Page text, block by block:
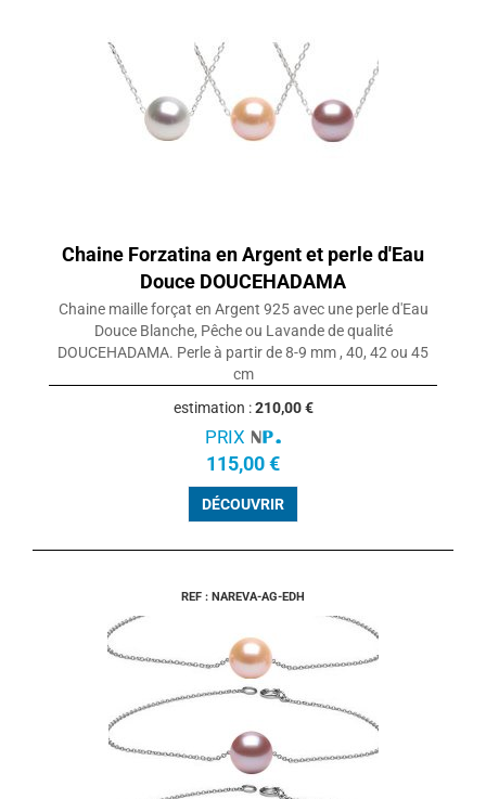
Chaine Forzatina en Argent et perle d'Eau
Douce DOUCEHADAMA
Chaine maille forçat en Argent 925 avec une perle d'Eau
Douce Blanche, Pêche ou Lavande de qualité
DOUCEHADAMA. Perle à partir de 8-9 mm , 40, 42 ou 45
cm
estimation :210,00 €
PRIX
115,00 €
DÉCOUVRIR
REF : NAREVA-AG-EDH